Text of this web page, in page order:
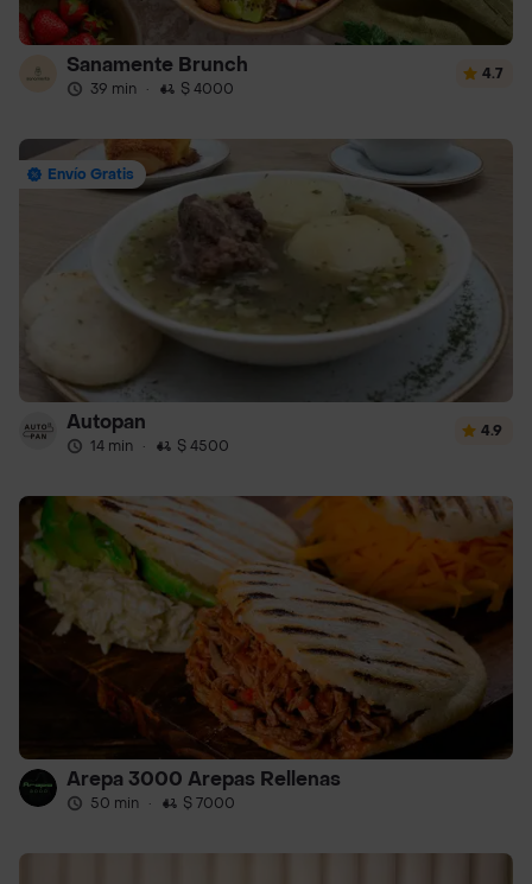
Sanamente Brunch
39 min · $ 4000
4.7
Envío Gratis
Autopan
14 min · $ 4500
4.9
Arepa 3000 Arepas Rellenas
50 min · $ 7000